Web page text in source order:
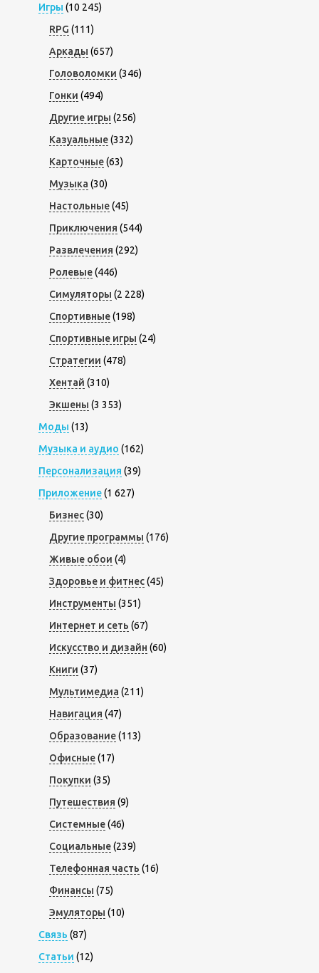
Игры (10 245)
RPG (111)
Аркады (657)
Головоломки (346)
Гонки (494)
Другие игры (256)
Казуальные(332)
Карточные(63)
Музыка (30)
Настольные(45)
Приключения (544)
Развлечения (292)
Ролевые(446)
Симуляторы (2 228)
Спортивные(198)
Спортивные игры (24)
Стратегии (478)
Хентай (310)
Экшены (3 353)
Моды (13)
Музыка и аудио (162)
Персонализация (39)
Приложение(1 627)
Бизнес(30)
Другие программы (176)
Живые обои (4)
Здоровье и фитнес(45)
Инструменты (351)
Интернет и сеть (67)
Искусство и дизайн (60)
Книги (37)
Мультимедиа (211)
Навигация (47)
Образование(113)
Офисные(17)
Покупки (35)
Путешествия (9)
Системные(46)
Социальные(239)
Телефонная часть (16)
Финансы (75)
Эмуляторы (10)
Связь (87)
Статьи (12)